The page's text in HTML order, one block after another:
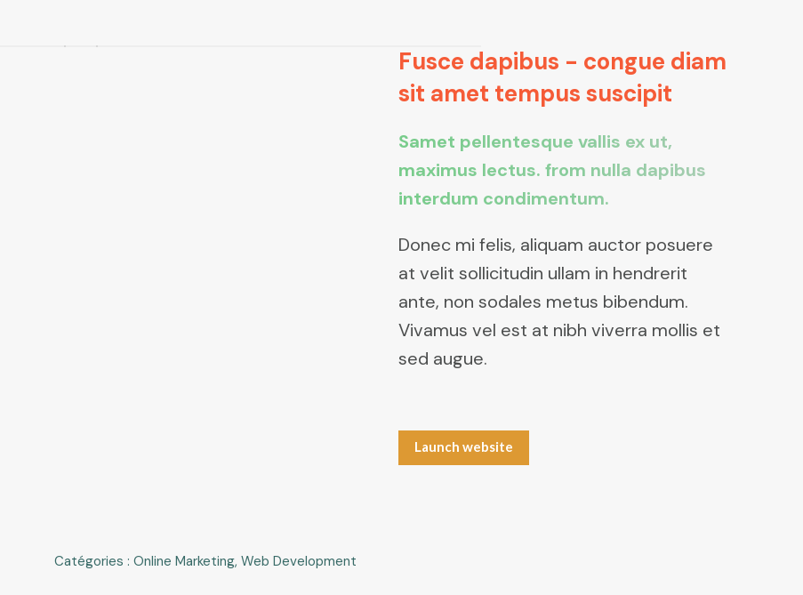
Fusce dapibus - congue diam
sit amet tempus suscipit
Samet pellentesque vallis ex ut,
maximus lectus. from nulla dapibus
interdum condimentum.
Donec mi felis, aliquam auctor posuere
at velit sollicitudin ullam in hendrerit
ante, non sodales metus bibendum.
Vivamus vel est at nibh viverra mollis et
sed augue.
Launch website
Catégories : Online Marketing, Web Development